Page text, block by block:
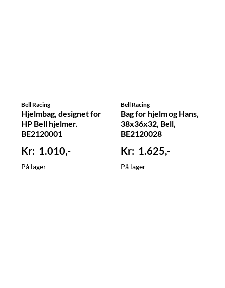
Bell Racing
Hjelmbag, designet for
HP Bell hjelmer.
BE2120001
1.010,-
På lager
Bell Racing
Bag for hjelm og Hans,
38x36x32, Bell,
BE2120028
1.625,-
På lager